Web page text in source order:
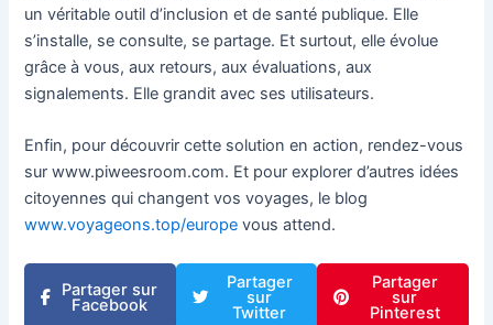
un véritable outil d’inclusion et de santé publique. Elle
s’installe, se consulte, se partage. Et surtout, elle évolue
grâce à vous, aux retours, aux évaluations, aux
signalements. Elle grandit avec ses utilisateurs.
Enfin, pour découvrir cette solution en action, rendez-vous
sur www.piweesroom.com. Et pour explorer d’autres idées
citoyennes qui changent vos voyages, le blog
www.voyageons.top/europe vous attend.
Partager sur
Facebook
Partager
sur
Twitter
Partager
sur
Pinterest